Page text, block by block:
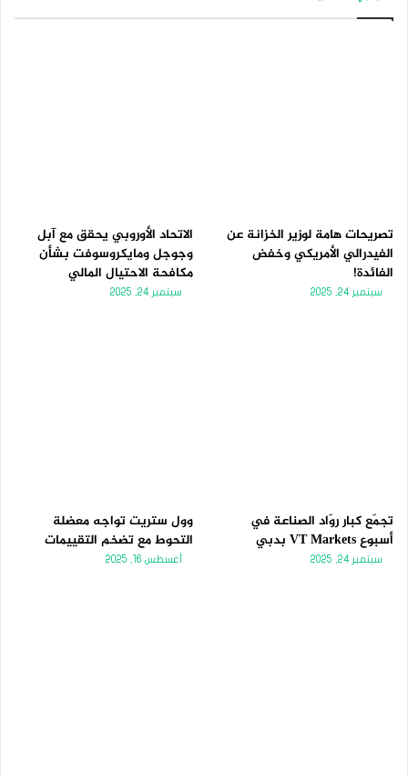
تصريحات هامة لوزير الخزانة عن
الفيدرالي الأمريكي وخفض
الفائدة!
سبتمبر 24, 2025
الاتحاد الأوروبي يحقق مع آبل
وجوجل ومايكروسوفت بشأن
مكافحة الاحتيال المالي
سبتمبر 24, 2025
تجمّع كبار روّاد الصناعة في
أسبوع VT Markets بدبي
سبتمبر 24, 2025
وول ستريت تواجه معضلة
التحوط مع تضخم التقييمات
أغسطس 16, 2025